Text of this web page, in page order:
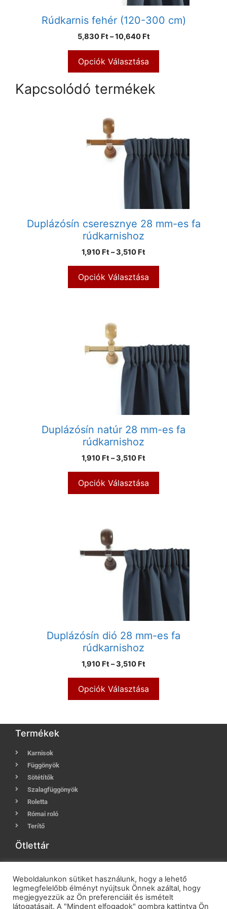
Rúdkarnis fehér (120-300 cm)
5,830 Ft–10,640 Ft
Opciók Választása
Kapcsolódó termékek
Duplázósín cseresznye 28 mm-es fa
rúdkarnishoz
1,910 Ft–3,510 Ft
Opciók Választása
Duplázósín natúr 28 mm-es fa
rúdkarnishoz
1,910 Ft–3,510 Ft
Opciók Választása
Duplázósín dió 28 mm-es fa
rúdkarnishoz
1,910 Ft–3,510 Ft
Opciók Választása
Termékek
Karnisok
Függönyök
Sötétítők
Szalagfüggönyök
Roletta
Római roló
Terítő
Ötlettár
Függöny, sötétítő tippek
Mosási, kezelési tanácsok
Szalagfüggöny méretvételi útmutató
Weboldalunkon sütiket használunk, hogy a lehető
legmegfelelőbb élményt nyújtsuk Önnek azáltal, hogy
megjegyezzük az Ön preferenciáit és ismételt
látogatásait. A "Mindent elfogadok" gombra kattintva Ön